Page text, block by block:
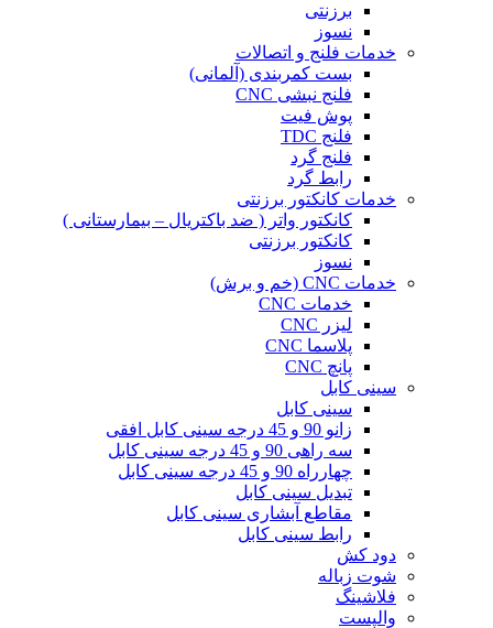
برزنتی
نسوز
خدمات فلنج و اتصالات
بست کمربندی (آلمانی)
فلنج نبشی CNC
پوش فیت
فلنج TDC
فلنج گرد
رابط گرد
خدمات کانکتور برزنتی
کانکتور واتر ( ضد باکتریال – بیمارستانی )
کانکتور برزنتی
نسوز
خدمات CNC (خم و برش)
خدمات CNC
لیزر CNC
پلاسما CNC
پانچ CNC
سینی کابل
سینی کابل
زانو 90 و 45 درجه سینی کابل افقی
سه راهی 90 و 45 درجه سینی کابل
چهارراه 90 و 45 درجه سینی کابل
تبدیل سینی کابل
مقاطع آبشاری سینی کابل
رابط سینی کابل
دود کش
شوت زباله
فلاشینگ
والپست